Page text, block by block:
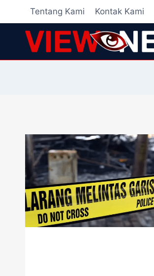
content
Tentang Kami Kontak Kami